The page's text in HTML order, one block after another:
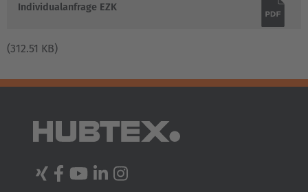
Individualanfrage EZK
(312.51 KB)